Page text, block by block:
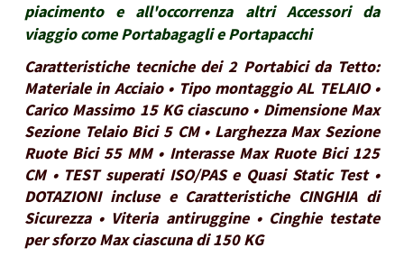
piacimento e all'occorrenza altri Accessori da
viaggio come Portabagagli e Portapacchi
Caratteristiche tecniche dei 2 Portabici da Tetto:
Materiale in Acciaio • Tipo montaggio AL TELAIO •
Carico Massimo 15 KG ciascuno • Dimensione Max
Sezione Telaio Bici 5 CM • Larghezza Max Sezione
Ruote Bici 55 MM • Interasse Max Ruote Bici 125
CM • TEST superati ISO/PAS e Quasi Static Test •
DOTAZIONI incluse e Caratteristiche CINGHIA di
Sicurezza • Viteria antiruggine • Cinghie testate
per sforzo Max ciascuna di 150 KG